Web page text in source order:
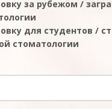
за рубежом /
для студентов /
стоматологии